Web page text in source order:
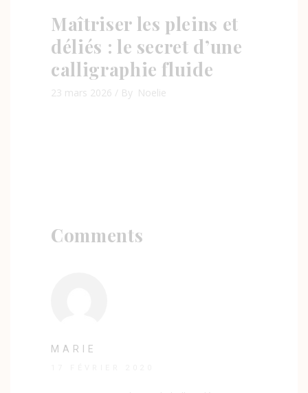
Maîtriser les pleins et
déliés : le secret d’une
calligraphie fluide
23 mars 2026 By Noelie
Comments
MARIE